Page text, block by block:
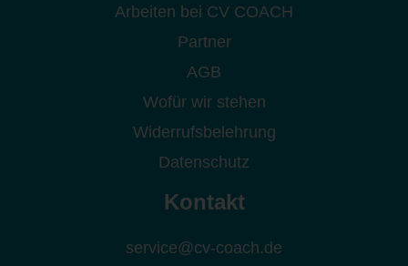
Arbeiten bei CV COACH
Partner
AGB
Wofür wir stehen
Widerrufsbelehrung
Datenschutz
Kontakt
service@cv-coach.de